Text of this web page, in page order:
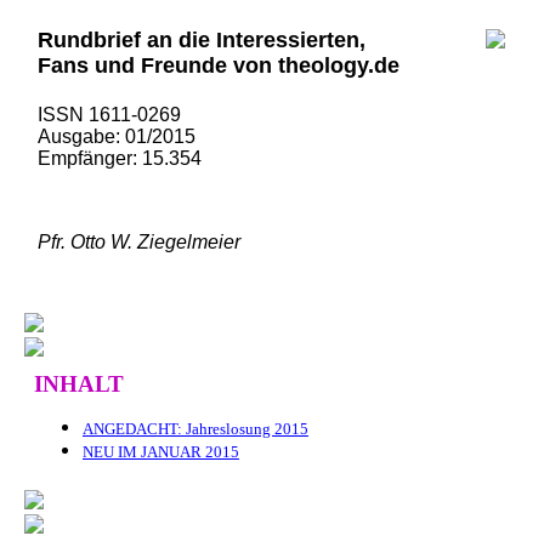
Rundbrief an die Interessierten,
Fans und Freunde von theology.de
ISSN 1611-0269
Ausgabe: 01/2015
Empfänger: 15.354
Pfr. Otto W. Ziegelmeier
INHALT
ANGEDACHT: Jahreslosung 2015
NEU IM JANUAR 2015